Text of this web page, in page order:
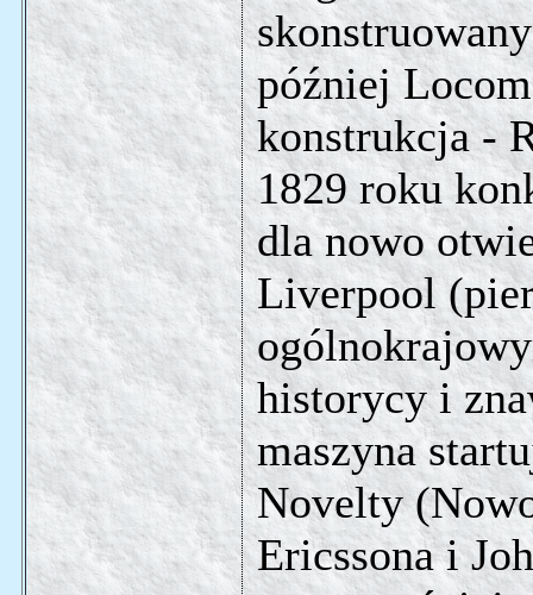
później
konstrukcja -
1829 roku
dla nowo
Liverpool
historycy i
maszyna
Novelty
Ericssona i